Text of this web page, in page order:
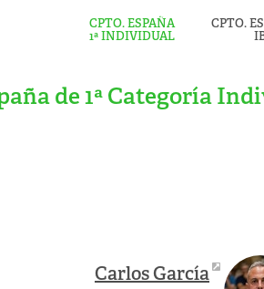
CPTO. ESPAÑA
1ª INDIVIDUAL
CPTO.
de 1ª Categoría
Carlos García